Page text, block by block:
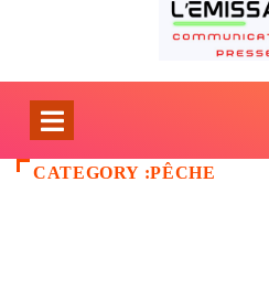
CATEGORY :PÊCHE